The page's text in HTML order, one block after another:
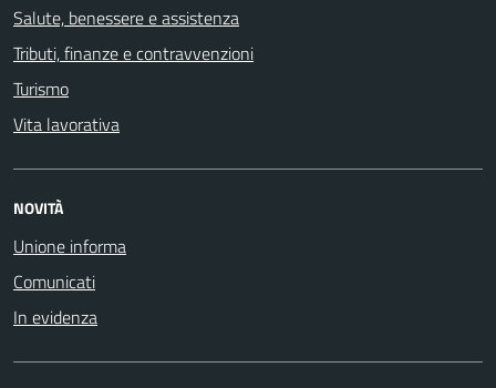
Salute, benessere e assistenza
Tributi, finanze e contravvenzioni
Turismo
Vita lavorativa
NOVITÀ
Unione informa
Comunicati
In evidenza